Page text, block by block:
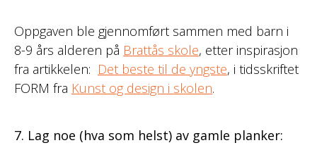
Oppgaven ble gjennomført sammen med barn i
8-9 års alderen på Brattås skole, etter inspirasjon
fra artikkelen: Det beste til de yngste, i tidsskriftet
FORM fra Kunst og design i skolen.
7. Lag noe (hva som helst) av gamle planker: